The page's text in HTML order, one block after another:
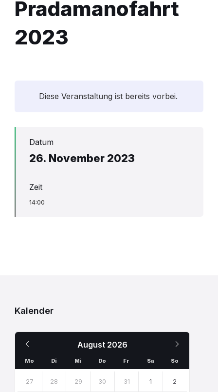
Pradamanofahrt
2023
Diese Veranstaltung ist bereits vorbei.
Datum
26. November 2023
Zeit
14:00
Kalender
August 2026
Month
Mo Di Mi Do Fr Sa So
calendar
27 28 29 30 31 1 2